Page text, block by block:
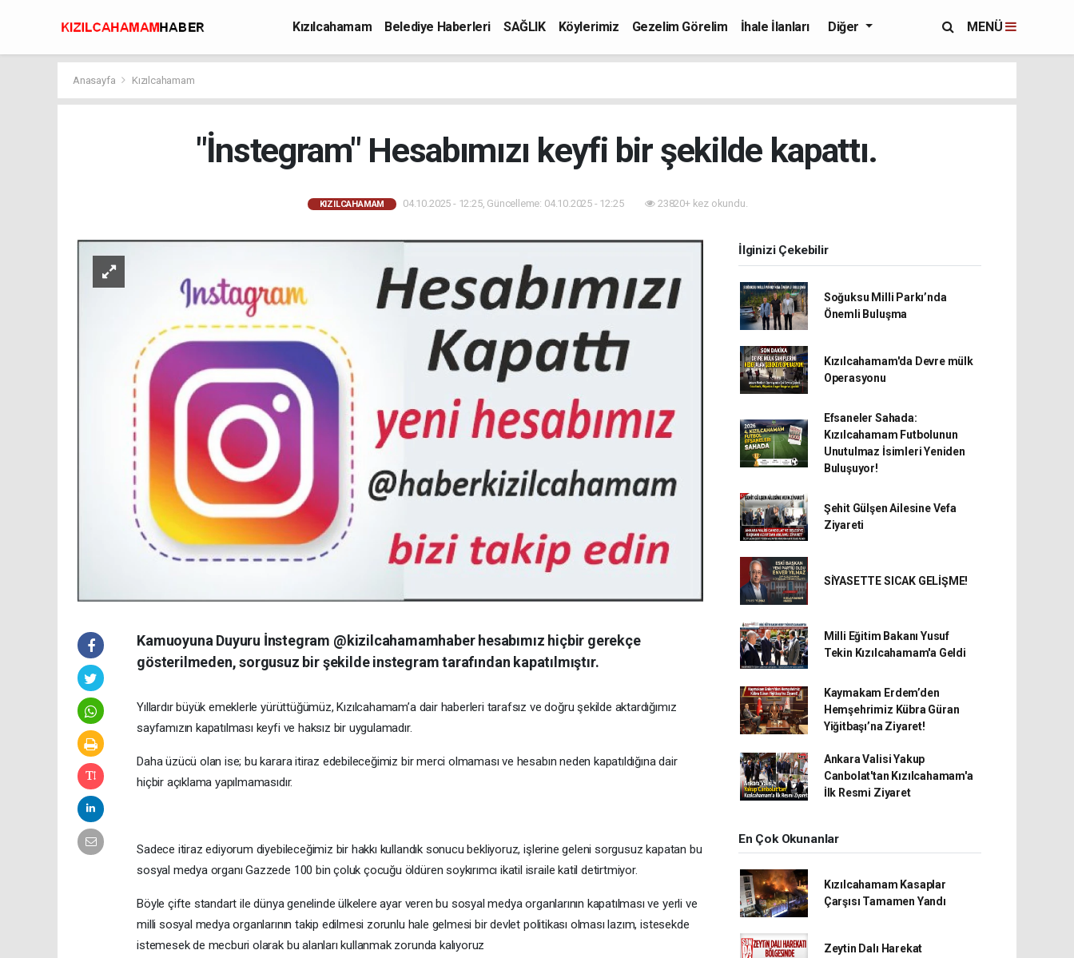
Kızılcahamam Belediye Haberleri SAĞLIK Köylerimiz Gezelim Görelim
İhale İlanları
Diğer MENÜ
Anasayfa Kızılcahamam
"İnstegram" Hesabımızı keyfi bir şekilde kapattı.
KIZILCAHAMAM 04.10.2025 - 12:25, Güncelleme: 04.10.2025 - 12:25 23820+ kez okundu.
Kamuoyuna Duyuru İnstegram @kizilcahamamhaber hesabımız hiçbir gerekçe
gösterilmeden, sorgusuz bir şekilde instegram tarafından kapatılmıştır.
Yıllardır büyük emeklerle yürüttüğümüz, Kızılcahamam’a dair haberleri tarafsız ve doğru şekilde aktardığımız
sayfamızın kapatılması keyfi ve haksız bir uygulamadır.
Daha üzücü olan ise; bu karara itiraz edebileceğimiz bir merci olmaması ve hesabın neden kapatıldığına dair
hiçbir açıklama yapılmamasıdır.
Sadece itiraz ediyorum diyebileceğimiz bir hakkı kullandık sonucu bekliyoruz, işlerine geleni sorgusuz kapatan bu
sosyal medya organı Gazzede 100 bin çoluk çocuğu öldüren soykırımcı ikatil israile katil detirtmiyor.
Böyle çifte standart ile dünya genelinde ülkelere ayar veren bu sosyal medya organlarının kapatılması ve yerli ve
milli sosyal medya organlarının takip edilmesi zorunlu hale gelmesi bir devlet politikası olması lazım, istesekde
istemesek de mecburi olarak bu alanları kullanmak zorunda kalıyoruz
İlginizi Çekebilir
Soğuksu Milli Parkı’nda
Önemli Buluşma
Kızılcahamam'da Devre mülk
Operasyonu
Efsaneler Sahada:
Kızılcahamam Futbolunun
Unutulmaz İsimleri Yeniden
Buluşuyor!
Şehit Gülşen Ailesine Vefa
Ziyareti
SİYASETTE SICAK GELİŞME!
Milli Eğitim Bakanı Yusuf
Tekin Kızılcahamam'a Geldi
Kaymakam Erdem’den
Hemşehrimiz Kübra Güran
Yiğitbaşı’na Ziyaret!
Ankara Valisi Yakup
Canbolat'tan Kızılcahamam'a
İlk Resmi Ziyaret
En Çok Okunanlar
Kızılcahamam Kasaplar
Çarşısı Tamamen Yandı
Zeytin Dalı Harekat